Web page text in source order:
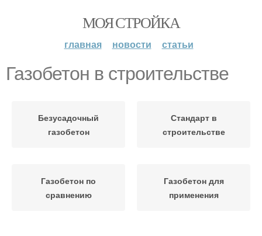
МОЯ СТРОЙКА
главная новости статьи
Газобетон в строительстве
Безусадочный
газобетон
Стандарт в
строительстве
Газобетон по
сравнению
Газобетон для
применения